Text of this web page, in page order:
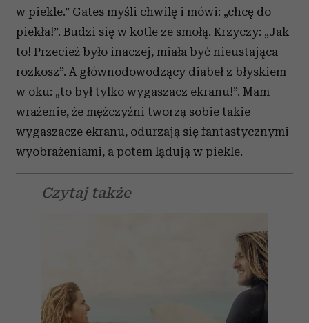
w piekle.” Gates myśli chwilę i mówi: „chcę do
piekła!”. Budzi się w kotle ze smołą. Krzyczy: „Jak
to! Przecież było inaczej, miała być nieustająca
rozkosz”. A głównodowodzący diabeł z błyskiem
w oku: „to był tylko wygaszacz ekranu!”. Mam
wrażenie, że mężczyźni tworzą sobie takie
wygaszacze ekranu, odurzają się fantastycznymi
wyobrażeniami, a potem lądują w piekle.
Czytaj także